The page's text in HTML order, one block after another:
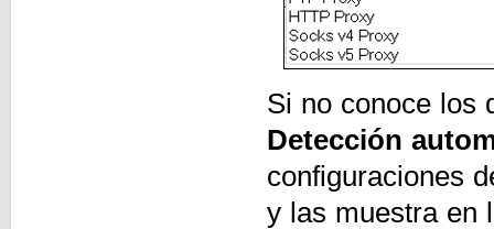
Si no conoce los
Detección
configuraciones
y las muestra en